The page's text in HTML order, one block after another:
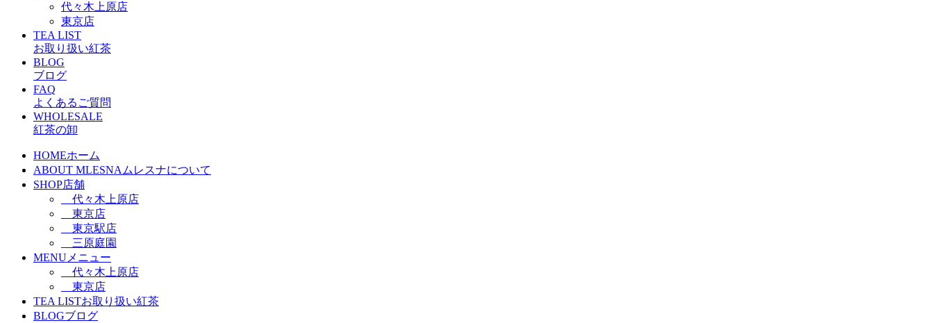
代々木上原店
東京店
TEA LIST
お取り扱い紅茶
BLOG
ブログ
FAQ
よくあるご質問
WHOLESALE
紅茶の卸
HOMEホーム
ABOUT MLESNAムレスナについて
SHOP店舗
代々木上原店
東京店
東京駅店
三原庭園
MENUメニュー
代々木上原店
東京店
TEA LISTお取り扱い紅茶
BLOGブログ